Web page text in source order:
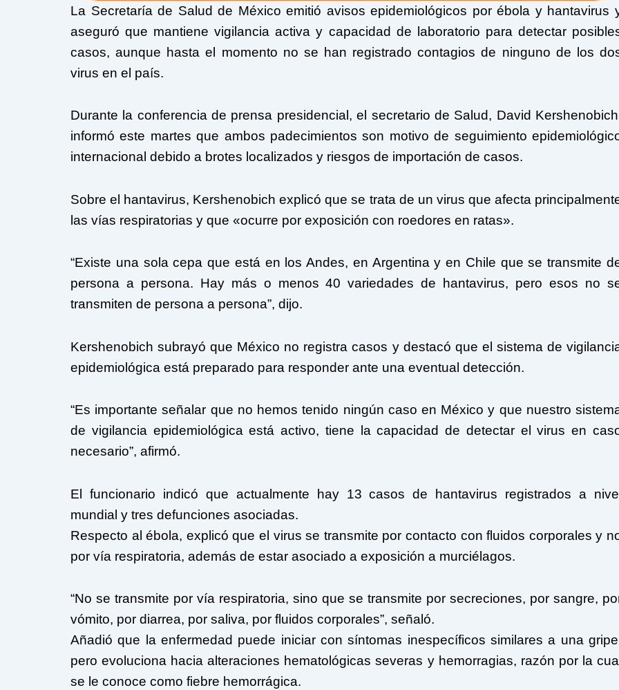
La Secretaría de Salud de México emitió avisos epidemiológicos por ébola y hantavirus
aseguró que mantiene vigilancia activa y capacidad de laboratorio para detectar
casos, aunque hasta el momento no se han registrado contagios de ninguno de los
virus en el país.
Durante la conferencia de prensa presidencial, el secretario de Salud, David
informó este martes que ambos padecimientos son motivo de seguimiento
internacional debido a brotes localizados y riesgos de importación de casos.
Sobre el hantavirus, Kershenobich explicó que se trata de un virus que afecta
las vías respiratorias y que «ocurre por exposición con roedores en ratas».
“Existe una sola cepa que está en los Andes, en Argentina y en Chile que se transmite
persona a persona. Hay más o menos 40 variedades de hantavirus, pero esos no
transmiten de persona a persona”, dijo.
Kershenobich subrayó que México no registra casos y destacó que el sistema de
epidemiológica está preparado para responder ante una eventual detección.
“Es importante señalar que no hemos tenido ningún caso en México y que nuestro
de vigilancia epidemiológica está activo, tiene la capacidad de detectar el virus en
necesario”, afirmó.
El funcionario indicó que actualmente hay 13 casos de hantavirus registrados a
mundial y tres defunciones asociadas.
Respecto al ébola, explicó que el virus se transmite por contacto con fluidos corporales y
por vía respiratoria, además de estar asociado a exposición a murciélagos.
“No se transmite por vía respiratoria, sino que se transmite por secreciones, por sangre,
vómito, por diarrea, por saliva, por fluidos corporales”, señaló.
Añadió que la enfermedad puede iniciar con síntomas inespecíficos similares a una
pero evoluciona hacia alteraciones hematológicas severas y hemorragias, razón por la
se le conoce como fiebre hemorrágica.